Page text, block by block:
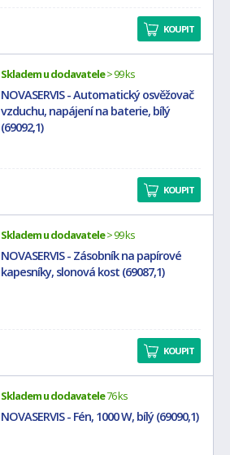
KOUPIT
Skladem u dodavatele> 99 ks
NOVASERVIS - Automatický osvěžovač
vzduchu, napájení na baterie, bílý
(69092,1)
KOUPIT
Skladem u dodavatele> 99 ks
NOVASERVIS - Zásobník na papírové
kapesníky, slonová kost (69087,1)
KOUPIT
Skladem u dodavatele76 ks
NOVASERVIS - Fén, 1000 W, bílý (69090,1)